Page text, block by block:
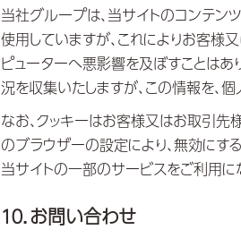
当社グループは、当サイトのコンテン
使用していますが、これによりお客様
ピューターへ悪影響を及ぼすことは
況を収集いたしますが、この情報を、
なお、クッキーはお客様又はお取引
のブラウザーの設定により、無効にす
当サイトの一部のサービスをご利用に
１０．お問い合わせ